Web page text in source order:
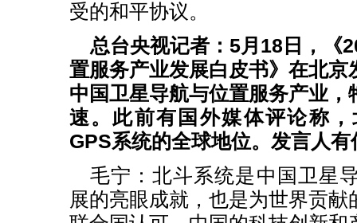
受的和平协议。
总台央视记者：5月18日，《
置服务产业发展白皮书》在北京
中国卫星导航与位置服务产业，
速。此前有国外媒体评论称
GPS系统的全球地位。发言人有
毛宁：北斗系统是中国卫星
展的亮眼成就，也是为世界贡